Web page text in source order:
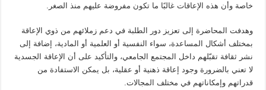
خاصة وأن هذه الإعاقات غالبًا ما تكون مفروضة عليهم منذ الصغر.
وهدفت المحاضرة إلى تعزيز دور الطلبة في دعم زملائهم من ذوي الإعاقة
بمختلف أشكال المساعدة، سواء النفسية أو العلمية أو المادية، إضافة إلى
نشر ثقافة تقبّلهم داخل المجتمع الجامعي، والتأكيد على أن الإعاقة الجسدية
لا تعني بالضرورة وجود إعاقة ذهنية أو عقلية، بل يمكن الاستفادة من
قدراتهم وإمكاناتهم في مختلف المجالات.